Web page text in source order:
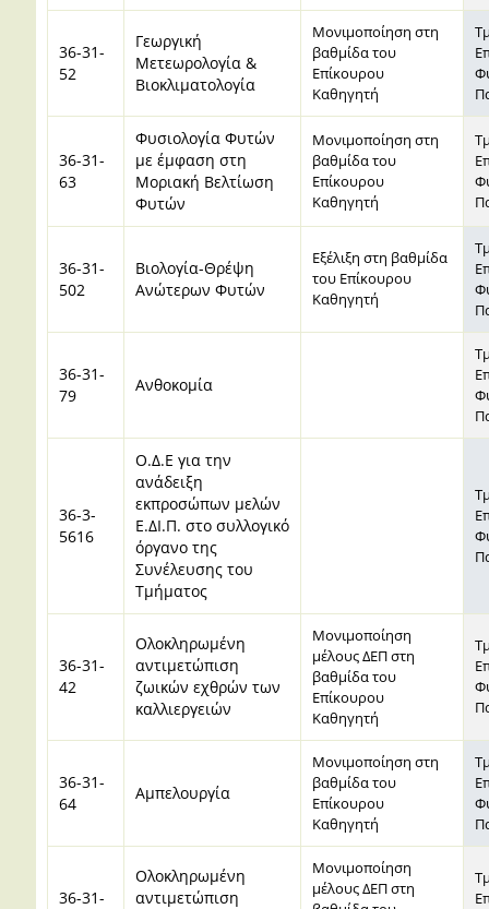
36-31-
52
Γεωργική
Μετεωρολογία &
Βιοκλιματολογία
Μονιμοποίηση στη
βαθμίδα του
Επίκουρου
Καθηγητή
36-31-
63
Φυσιολογία Φυτών
με έμφαση στη
Μοριακή Βελτίωση
Φυτών
Μονιμοποίηση στη
βαθμίδα του
Επίκουρου
Καθηγητή
36-31-
502
Βιολογία-Θρέψη
Ανώτερων Φυτών
Εξέλιξη στη βαθμίδα
του Επίκουρου
Καθηγητή
36-31-
79
Ανθοκομία
36-3-
5616
Ο.Δ.Ε για την
ανάδειξη
εκπροσώπων μελών
Ε.ΔΙ.Π. στο συλλογικό
όργανο της
Συνέλευσης του
Τμήματος
36-31-
42
Ολοκληρωμένη
αντιμετώπιση
ζωικών εχθρών των
καλλιεργειών
Μονιμοποίηση
μέλους ΔΕΠ στη
βαθμίδα του
Επίκουρου
Καθηγητή
36-31-
64
Αμπελουργία
Μονιμοποίηση στη
βαθμίδα του
Επίκουρου
Καθηγητή
36-31-
Ολοκληρωμένη
αντιμετώπιση
Mονιμοποίηση
μέλους ΔΕΠ στη